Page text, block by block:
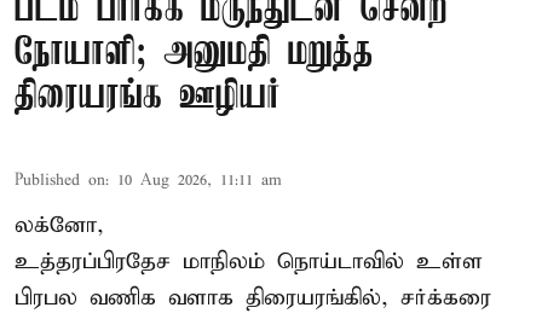
படம் பார்க்க மருந்துடன் சென்ற
நோயாளி; அனுமதி மறுத்த
திரையரங்க ஊழியர்
Published on: 10 Aug 2026, 11:11 am
லக்னோ,
உத்தரப்பிரதேச மாநிலம் நொய்டாவில் உள்ள
பிரபல வணிக வளாக திரையரங்கில், சர்க்கரை